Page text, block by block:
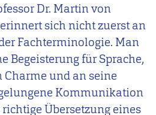
Dr. Martin von
sich nicht zuerst an
Fachterminologie. Man
Begeisterung für Sprache,
und an seine
Kommunikation
Übersetzung eines